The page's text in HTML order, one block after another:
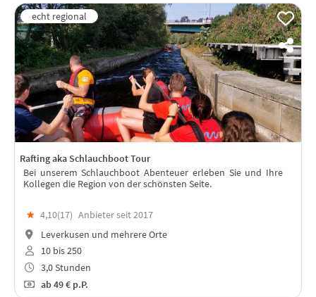
Rafting aka Schlauchboot Tour
Bei unserem Schlauchboot Abenteuer erleben Sie und Ihre
Kollegen die Region von der schönsten Seite.
★ 4,10(17) Anbieter seit 2017
Leverkusen und mehrere Orte
10 bis 250
3,0 Stunden
ab49 € p.P.